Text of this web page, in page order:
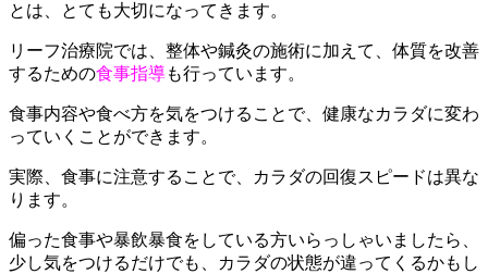
とは、とても大切になってきます。
リーフ治療院では、整体や鍼灸の施術に加えて、体質を改善
するための食事指導も行っています。
食事内容や食べ方を気をつけることで、健康なカラダに変わ
っていくことができます。
実際、食事に注意することで、カラダの回復スピードは異な
ります。
偏った食事や暴飲暴食をしている方いらっしゃいましたら、
少し気をつけるだけでも、カラダの状態が違ってくるかもし